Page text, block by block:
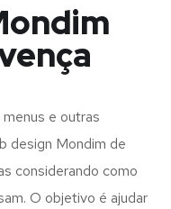
e outras
design Mondim de
considerando como
O objetivo é ajudar